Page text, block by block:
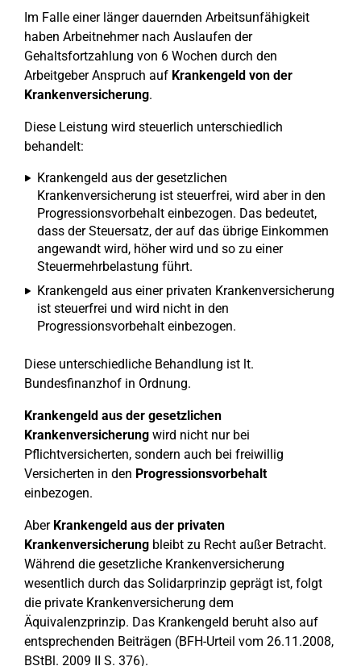
Im Falle einer länger dauernden Arbeitsunfähigkeit
haben Arbeitnehmer nach Auslaufen der
Gehaltsfortzahlung von 6 Wochen durch den
Arbeitgeber Anspruch auf Krankengeld von der
Krankenversicherung.
Diese Leistung wird steuerlich unterschiedlich
behandelt:
Krankengeld aus der gesetzlichen
Krankenversicherung ist steuerfrei, wird aber in den
Progressionsvorbehalt einbezogen. Das bedeutet,
dass der Steuersatz, der auf das übrige Einkommen
angewandt wird, höher wird und so zu einer
Steuermehrbelastung führt.
Krankengeld aus einer privaten Krankenversicherung
ist steuerfrei und wird nicht in den
Progressionsvorbehalt einbezogen.
Diese unterschiedliche Behandlung ist lt.
Bundesfinanzhof in Ordnung.
Krankengeld aus der gesetzlichen
Krankenversicherung wird nicht nur bei
Pflichtversicherten, sondern auch bei freiwillig
Versicherten in den Progressionsvorbehalt
einbezogen.
Aber Krankengeld aus der privaten
Krankenversicherung bleibt zu Recht außer Betracht.
Während die gesetzliche Krankenversicherung
wesentlich durch das Solidarprinzip geprägt ist, folgt
die private Krankenversicherung dem
Äquivalenzprinzip. Das Krankengeld beruht also auf
entsprechenden Beiträgen (BFH-Urteil vom 26.11.2008,
BStBl. 2009 II S. 376).